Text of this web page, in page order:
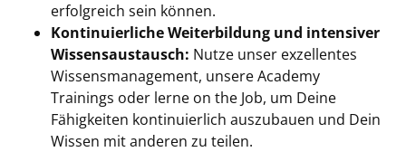
erfolgreich sein können.
Kontinuierliche Weiterbildung und intensiver
Wissensaustausch: Nutze unser exzellentes
Wissensmanagement, unsere Academy
Trainings oder lerne on the Job, um Deine
Fähigkeiten kontinuierlich auszubauen und Dein
Wissen mit anderen zu teilen.